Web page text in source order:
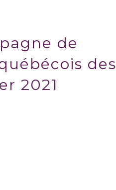
de
des
2021